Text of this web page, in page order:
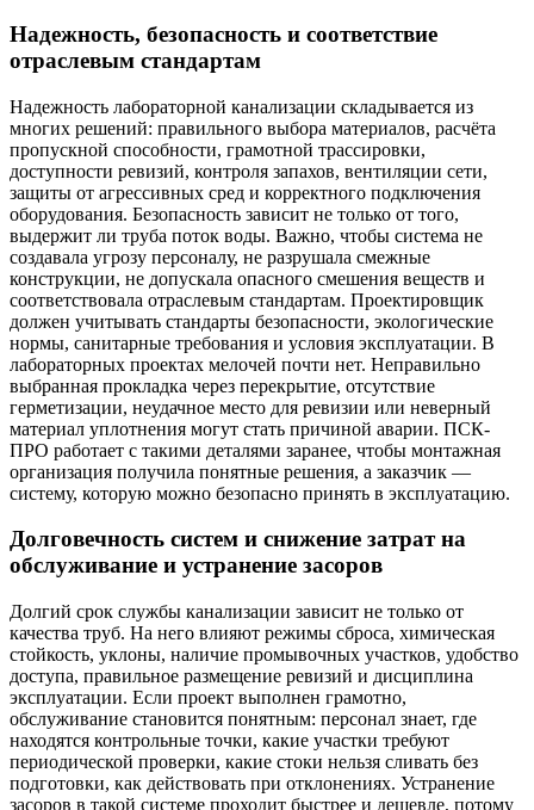
Надежность, безопасность и соответствие
отраслевым стандартам
Надежность лабораторной канализации складывается из
многих решений: правильного выбора материалов, расчёта
пропускной способности, грамотной трассировки,
доступности ревизий, контроля запахов, вентиляции сети,
защиты от агрессивных сред и корректного подключения
оборудования. Безопасность зависит не только от того,
выдержит ли труба поток воды. Важно, чтобы система не
создавала угрозу персоналу, не разрушала смежные
конструкции, не допускала опасного смешения веществ и
соответствовала отраслевым стандартам. Проектировщик
должен учитывать стандарты безопасности, экологические
нормы, санитарные требования и условия эксплуатации. В
лабораторных проектах мелочей почти нет. Неправильно
выбранная прокладка через перекрытие, отсутствие
герметизации, неудачное место для ревизии или неверный
материал уплотнения могут стать причиной аварии. ПСК-
ПРО работает с такими деталями заранее, чтобы монтажная
организация получила понятные решения, а заказчик —
систему, которую можно безопасно принять в эксплуатацию.
Долговечность систем и снижение затрат на
обслуживание и устранение засоров
Долгий срок службы канализации зависит не только от
качества труб. На него влияют режимы сброса, химическая
стойкость, уклоны, наличие промывочных участков, удобство
доступа, правильное размещение ревизий и дисциплина
эксплуатации. Если проект выполнен грамотно,
обслуживание становится понятным: персонал знает, где
находятся контрольные точки, какие участки требуют
периодической проверки, какие стоки нельзя сливать без
подготовки, как действовать при отклонениях. Устранение
засоров в такой системе проходит быстрее и дешевле, потому